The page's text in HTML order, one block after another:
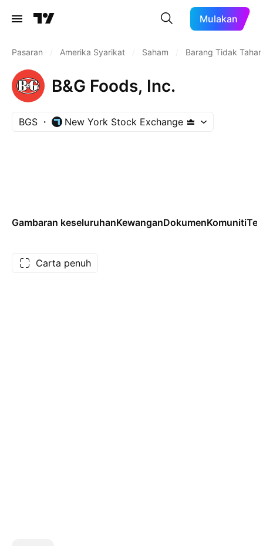
Mulakan
Pasaran Amerika Syarikat Saham Barang Tidak
B&G Foods, Inc.
BGS New York Stock Exchange
Gambaran keseluruhanKewanganDokumenKomuniti
Carta penuh